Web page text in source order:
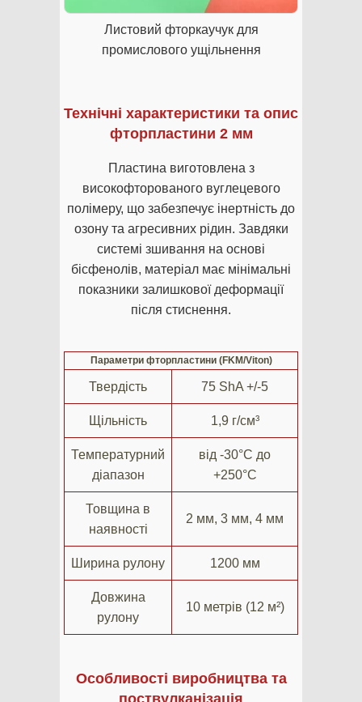
Листовий фторкаучук для
промислового ущільнення
Технічні характеристики та опис
фторпластини 2 мм
Пластина виготовлена з
високофторованого вуглецевого
полімеру, що забезпечує інертність до
озону та агресивних рідин. Завдяки
системі зшивання на основі
бісфенолів, матеріал має мінімальні
показники залишкової деформації
після стиснення.
Параметри фторпластини (FKM/Viton)
Твердість 75 ShA +/-5
Щільність 1,9 г/см³
Температурний
діапазон
від -30°C до
+250°C
Товщина в
наявності
2 мм, 3 мм, 4 мм
Ширина рулону 1200 мм
Довжина
рулону
10 метрів (12 м²)
Особливості виробництва та
поствулканізація